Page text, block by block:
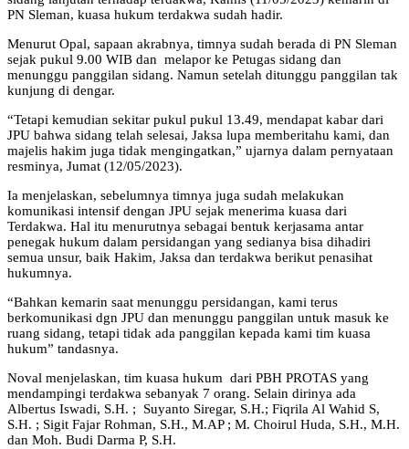
PN Sleman, kuasa hukum terdakwa sudah hadir.
Menurut Opal, sapaan akrabnya, timnya sudah berada di PN Sleman
sejak pukul 9.00 WIB dan melapor ke Petugas sidang dan
menunggu panggilan sidang. Namun setelah ditunggu panggilan tak
kunjung di dengar.
“Tetapi kemudian sekitar pukul pukul 13.49, mendapat kabar dari
JPU bahwa sidang telah selesai, Jaksa lupa memberitahu kami, dan
majelis hakim juga tidak mengingatkan,” ujarnya dalam pernyataan
resminya, Jumat (12/05/2023).
Ia menjelaskan, sebelumnya timnya juga sudah melakukan
komunikasi intensif dengan JPU sejak menerima kuasa dari
Terdakwa. Hal itu menurutnya sebagai bentuk kerjasama antar
penegak hukum dalam persidangan yang sedianya bisa dihadiri
semua unsur, baik Hakim, Jaksa dan terdakwa berikut penasihat
hukumnya.
“Bahkan kemarin saat menunggu persidangan, kami terus
berkomunikasi dgn JPU dan menunggu panggilan untuk masuk ke
ruang sidang, tetapi tidak ada panggilan kepada kami tim kuasa
hukum” tandasnya.
Noval menjelaskan, tim kuasa hukum dari PBH PROTAS yang
mendampingi terdakwa sebanyak 7 orang. Selain dirinya ada
Albertus Iswadi, S.H. ; Suyanto Siregar, S.H.; Fiqrila Al Wahid S,
S.H. ; Sigit Fajar Rohman, S.H., M.AP ; M. Choirul Huda, S.H., M.H.
dan Moh. Budi Darma P, S.H.